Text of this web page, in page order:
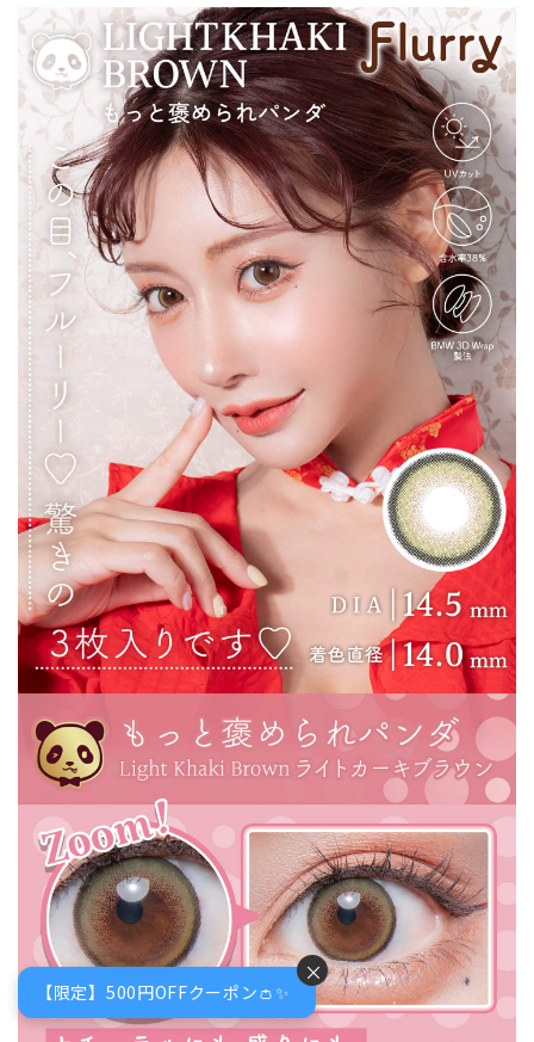
【限定】500円OFFクーポン👛✨
×